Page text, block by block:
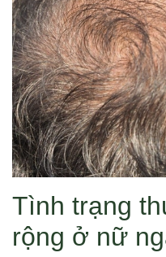
Tình trạng
rộng ở nữ